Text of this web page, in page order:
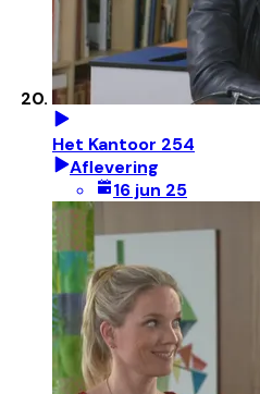
Het Kantoor 254
Aflevering
16 jun 25